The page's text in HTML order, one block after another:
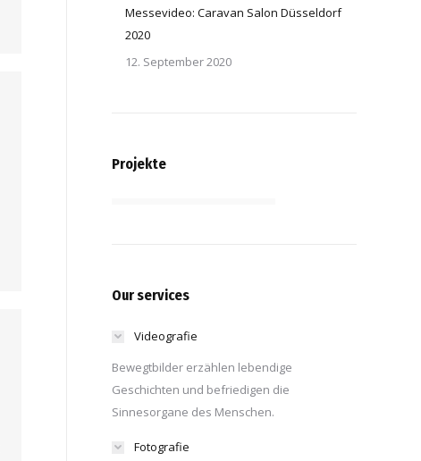
Messevideo: Caravan Salon Düsseldorf
2020
12. September 2020
Projekte
Our services
Videografie
Bewegtbilder erzählen lebendige
Geschichten und befriedigen die
Sinnesorgane des Menschen.
Fotografie